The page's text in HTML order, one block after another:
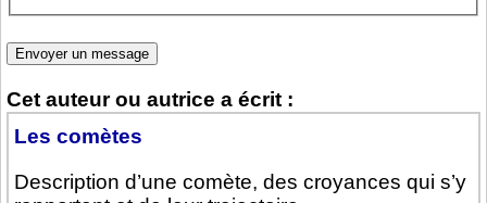
Cet auteur ou autrice a écrit :
Les comètes
Description d’une comète, des croyances qui s’y